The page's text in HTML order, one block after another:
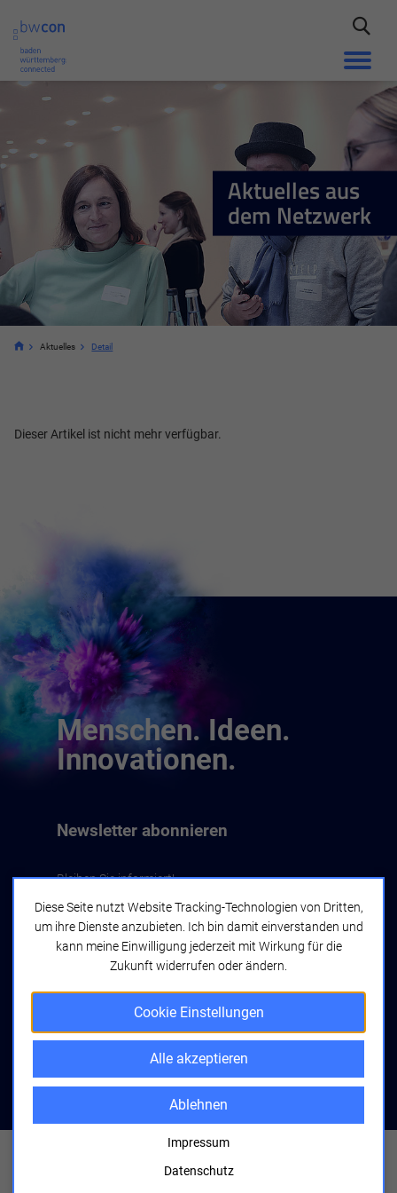
Aktuelles aus
dem Netzwerk
Aktuelles Detail
Dieser Artikel ist nicht mehr verfügbar.
Menschen. Ideen.
Innovationen.
Seyfferstraße 34
Newsletter abonnieren
Bleiben Sie informiert!
Jetzt abonnieren
Datenschutzerklärung
Cookie Einstellungen
Diese Seite nutzt Website Tracking-Technologien von Dritten,
um ihre Dienste anzubieten. Ich bin damit einverstanden und
kann meine Einwilligung jederzeit mit Wirkung für die
Zukunft widerrufen oder ändern.
Cookie Einstellungen
Alle akzeptieren
Ablehnen
Impressum
Datenschutz
und helfen dabei, unsere Website nutzbar zu machen sowie
Marketing und Statistik
Marketing und Statistik Cookies werden verwendet, um
anonymes Tracking zu aktivieren. Hierbei werden können
anonymisierte Daten an eventuelle Drittanbieter
weitergeleitet.
Cookie Informationen anzeigen
Impressum Datenschutz